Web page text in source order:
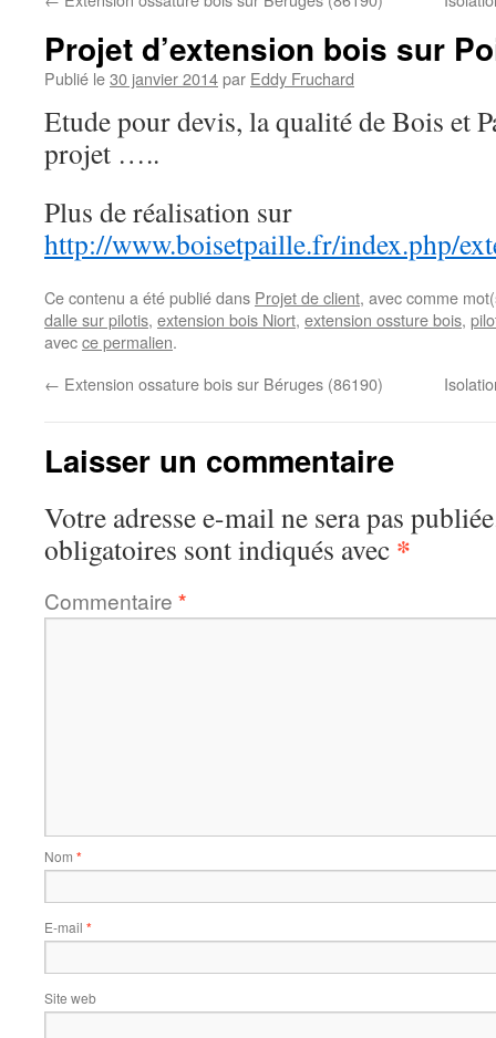
Projet d’extension bois sur
Publié le30 janvier 2014par Eddy Fruchard
Etude pour devis, la qualité de Bois et
projet …..
Plus de réalisation sur
http://www.boisetpaille.fr/index.php/
Ce contenu a été publié dans Projet de client, avec comme
dalle sur pilotis, extension bois Niort, extension ossture bois,
avecce permalien.
← Extension ossature bois sur Béruges (86190)
Laisser un commentaire
Votre adresse e-mail ne sera pas
obligatoires sont indiqués avec *
Commentaire *
Nom *
E-mail *
Site web